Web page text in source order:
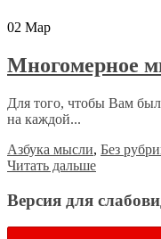
02 Мар
Многомерное
Для того, чтобы Вам
на каждой...
Азбука мысли, Без
Читать дальше
Версия для